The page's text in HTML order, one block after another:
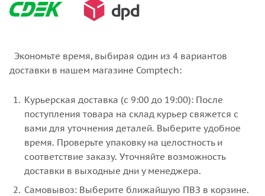
Экономьте время, выбирая один из 4 вариантов
доставки в нашем магазине Comptech:
Курьерская доставка (с 9:00 до 19:00): После
поступления товара на склад курьер свяжется с
вами для уточнения деталей. Выберите удобное
время. Проверьте упаковку на целостность и
соответствие заказу. Уточняйте возможность
доставки в выходные дни у менеджера.
Самовывоз: Выберите ближайшую ПВЗ в корзине.